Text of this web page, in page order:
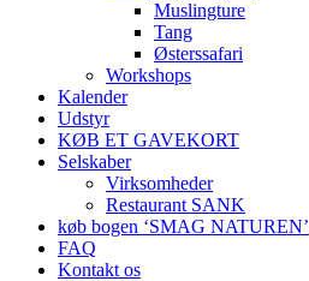
Muslingture
Tang
Østerssafari
Workshops
Kalender
Udstyr
KØB ET GAVEKORT
Selskaber
Virksomheder
Restaurant SANK
køb bogen ‘SMAG NATUREN’
FAQ
Kontakt os